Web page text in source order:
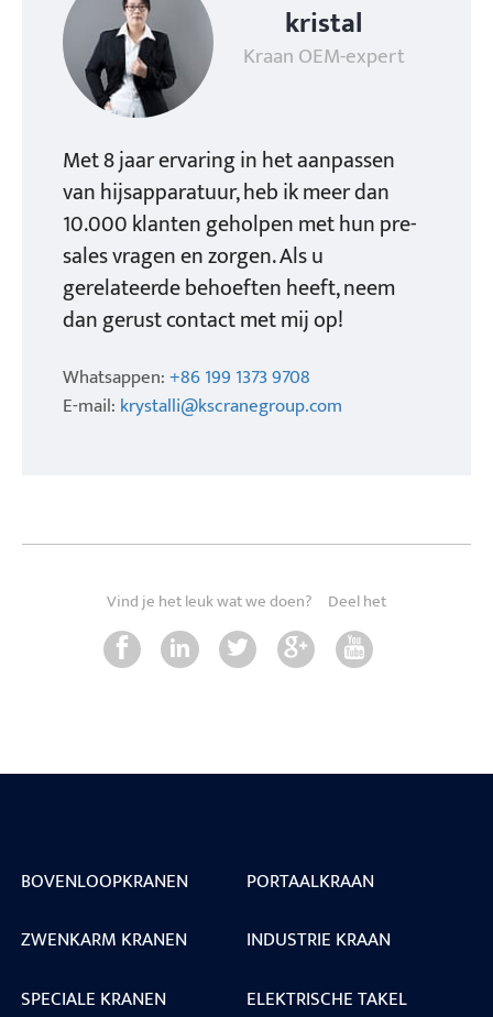
kristal
Kraan OEM-expert
Met 8 jaar ervaring in het aanpassen
van hijsapparatuur, heb ik meer dan
10.000 klanten geholpen met hun pre-
sales vragen en zorgen. Als u
gerelateerde behoeften heeft, neem
dan gerust contact met mij op!
Whatsappen:+86 199 1373 9708
E-mail: krystalli@kscranegroup.com
Vind je het leuk wat we doen? Deel het
BOVENLOOPKRANEN
PORTAALKRAAN
ZWENKARM KRANEN
INDUSTRIE KRAAN
SPECIALE KRANEN
ELEKTRISCHE TAKEL